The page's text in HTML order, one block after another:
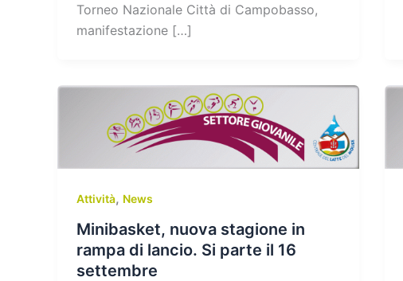
Torneo Nazionale Città di Campobasso,
manifestazione […]
Attività, News
Minibasket, nuova stagione in
rampa di lancio. Si parte il 16
settembre